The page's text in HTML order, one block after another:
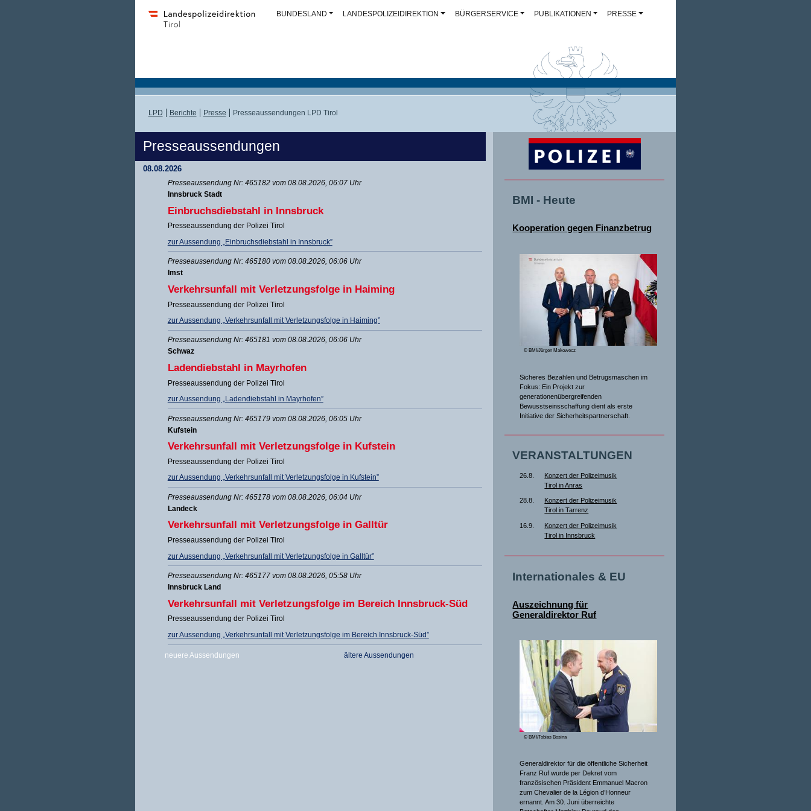
BUNDESLAND LANDESPOLIZEIDIREKTION BÜRGERSERVICE PUBLIKATIONEN PRESSE
LPD Berichte Presse Presseaussendungen LPD Tirol
Presseaussendungen
08.08.2026
Presseaussendung Nr: 465182 vom 08.08.2026, 06:07 Uhr
Innsbruck Stadt
Einbruchsdiebstahl in Innsbruck
Presseaussendung der Polizei Tirol
zur Aussendung „Einbruchsdiebstahl in Innsbruck”
Presseaussendung Nr: 465180 vom 08.08.2026, 06:06 Uhr
Imst
Verkehrsunfall mit Verletzungsfolge in Haiming
Presseaussendung der Polizei Tirol
zur Aussendung „Verkehrsunfall mit Verletzungsfolge in Haiming”
Presseaussendung Nr: 465181 vom 08.08.2026, 06:06 Uhr
Schwaz
Ladendiebstahl in Mayrhofen
Presseaussendung der Polizei Tirol
zur Aussendung „Ladendiebstahl in Mayrhofen”
Presseaussendung Nr: 465179 vom 08.08.2026, 06:05 Uhr
Kufstein
Verkehrsunfall mit Verletzungsfolge in Kufstein
Presseaussendung der Polizei Tirol
zur Aussendung „Verkehrsunfall mit Verletzungsfolge in Kufstein”
Presseaussendung Nr: 465178 vom 08.08.2026, 06:04 Uhr
Landeck
Verkehrsunfall mit Verletzungsfolge in Galltür
Presseaussendung der Polizei Tirol
zur Aussendung „Verkehrsunfall mit Verletzungsfolge in Galltür”
Presseaussendung Nr: 465177 vom 08.08.2026, 05:58 Uhr
Innsbruck Land
Verkehrsunfall mit Verletzungsfolge im Bereich Innsbruck-Süd
Presseaussendung der Polizei Tirol
zur Aussendung „Verkehrsunfall mit Verletzungsfolge im Bereich Innsbruck-Süd”
neuere Aussendungen ältere Aussendungen
BMI - Heute
Kooperation gegen Finanzbetrug
© BMI/Jürgen Makowecz
Sicheres Bezahlen und Betrugsmaschen im
Fokus: Ein Projekt zur
generationenübergreifenden
Bewusstseinsschaffung dient als erste
Initiative der Sicherheitspartnerschaft.
VERANSTALTUNGEN
26.8.
Konzert der Polizeimusik
Tirol in Anras
28.8.
Konzert der Polizeimusik
Tirol in Tarrenz
16.9.
Konzert der Polizeimusik
Tirol in Innsbruck
Internationales & EU
Auszeichnung für
Generaldirektor Ruf
© BMI/Tobias Bosina
Generaldirektor für die öffentliche Sicherheit
Franz Ruf wurde per Dekret vom
französischen Präsident Emmanuel Macron
zum Chevalier de la Légion d’Honneur
ernannt. Am 30. Juni überreichte